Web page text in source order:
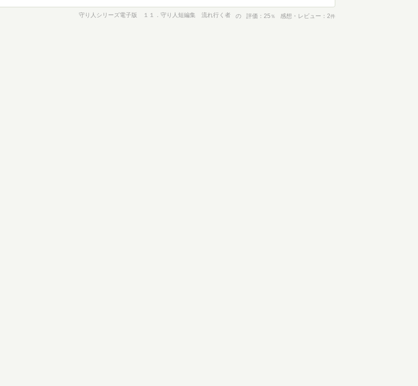
守り人シリーズ電子版 １１．守り人短編集 流れ行く者 の 評価 25 ％ 感想・レビュー 2件